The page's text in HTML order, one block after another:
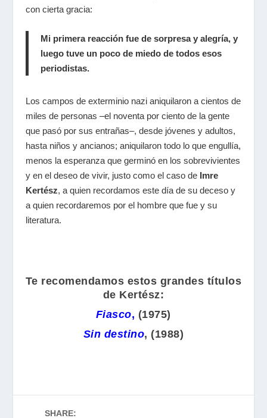
con cierta gracia:
Mi primera reacción fue de sorpresa y alegría, y
luego tuve un poco de miedo de todos esos
periodistas.
Los campos de exterminio nazi aniquilaron a cientos de
miles de personas –el noventa por ciento de la gente
que pasó por sus entrañas–, desde jóvenes y adultos,
hasta niños y ancianos; aniquilaron todo lo que engullía,
menos la esperanza que germinó en los sobrevivientes
y en el deseo de vivir, justo como el caso de Imre
Kertész, a quien recordamos este día de su deceso y
a quien recordaremos por el hombre que fue y su
literatura.
Te recomendamos estos grandes títulos
de Kertész:
Fiasco, (1975)
Sin destino, (1988)
SHARE: